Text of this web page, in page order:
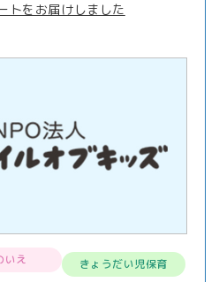
トをお届けしました
いえ きょうだい児保育